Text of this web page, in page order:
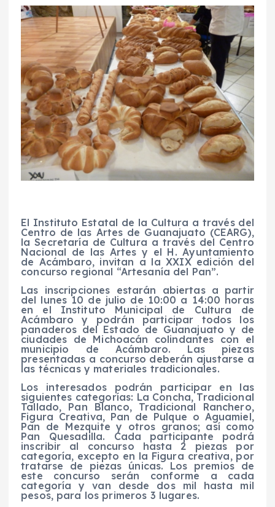
El Instituto Estatal de la Cultura a través del
Centro de las Artes de Guanajuato (CEARG),
la Secretaría de Cultura a través del Centro
Nacional de las Artes y el H. Ayuntamiento
de Acámbaro, invitan a la XXIX edición del
concurso regional “Artesanía del Pan”.
Las inscripciones estarán abiertas a partir
del lunes 10 de julio de 10:00 a 14:00 horas
en el Instituto Municipal de Cultura de
Acámbaro y podrán participar todos los
panaderos del Estado de Guanajuato y de
ciudades de Michoacán colindantes con el
municipio de Acámbaro. Las piezas
presentadas a concurso deberán ajustarse a
las técnicas y materiales tradicionales.
Los interesados podrán participar en las
siguientes categorías: La Concha, Tradicional
Tallado, Pan Blanco, Tradicional Ranchero,
Figura Creativa, Pan de Pulque o Aguamiel,
Pan de Mezquite y otros granos; así como
Pan Quesadilla. Cada participante podrá
inscribir al concurso hasta 2 piezas por
categoría, excepto en la Figura creativa, por
tratarse de piezas únicas. Los premios de
este concurso serán conforme a cada
categoría y van desde dos mil hasta mil
pesos, para los primeros 3 lugares.